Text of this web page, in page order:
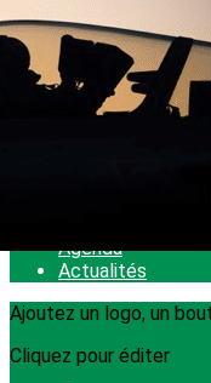
Exporter les lignes
Exporter toutes les
Exporter
Agenda
Actualités
Ajoutez un logo, un
Cliquez pour éditer